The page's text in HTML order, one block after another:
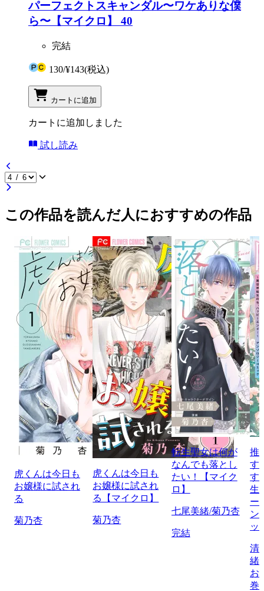
パーフェクトスキャンダル〜ワケありな僕
ら〜【マイクロ】 40
完結
130/¥143(税込)
カートに追加
カートに追加しました
試し読み
この作品を読んだ人におすすめの作品
虎くんは今日も
お嬢様に試され
る
菊乃杏
虎くんは今日も
お嬢様に試され
る【マイクロ】
菊乃杏
転生聖女は何が
なんでも落とし
たい！【マイク
ロ】
七尾美緒/菊乃杏
完結
推
す
す
生
ー
ン
ッ
清
緒/
お
巻